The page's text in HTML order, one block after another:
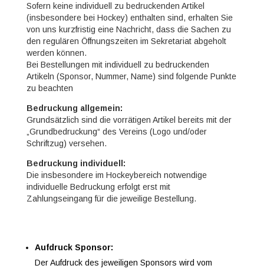
Sofern keine individuell zu bedruckenden Artikel
(insbesondere bei Hockey) enthalten sind, erhalten Sie
von uns kurzfristig eine Nachricht, dass die Sachen zu
den regulären Öffnungszeiten im Sekretariat abgeholt
werden können.
Bei Bestellungen mit individuell zu bedruckenden
Artikeln (Sponsor, Nummer, Name) sind folgende Punkte
zu beachten
Bedruckung allgemein:
Grundsätzlich sind die vorrätigen Artikel bereits mit der
„Grundbedruckung“ des Vereins (Logo und/oder
Schriftzug) versehen.
Bedruckung individuell:
Die insbesondere im Hockeybereich notwendige
individuelle Bedruckung erfolgt erst mit
Zahlungseingang für die jeweilige Bestellung.
Aufdruck Sponsor:
Der Aufdruck des jeweiligen Sponsors wird vom